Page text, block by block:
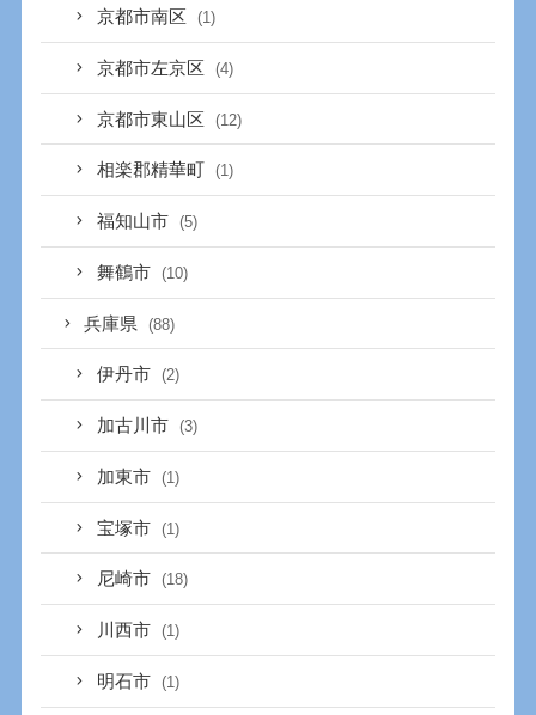
京都市南区 (1)
京都市左京区 (4)
京都市東山区 (12)
相楽郡精華町 (1)
福知山市 (5)
舞鶴市 (10)
兵庫県 (88)
伊丹市 (2)
加古川市 (3)
加東市 (1)
宝塚市 (1)
尼崎市 (18)
川西市 (1)
明石市 (1)